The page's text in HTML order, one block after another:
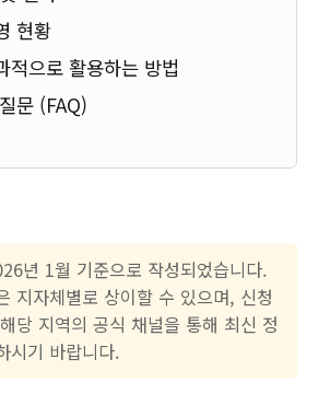
현황
적으로 활용하는 방법
문 (FAQ)
년 1월 기준으로 작성되었습니다.
지자체별로 상이할 수 있으며, 신청
당 지역의 공식 채널을 통해 최신 정
시기 바랍니다.